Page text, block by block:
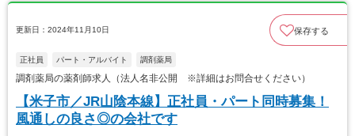
更新日：2024年11月10日 保存する
正社員 パート・アルバイト 調剤薬局
調剤薬局の薬剤師求人（法人名非公開 ※詳細はお問合せください）
【米子市／JR山陰本線】正社員・パート同時募集！
風通しの良さ◎の会社です